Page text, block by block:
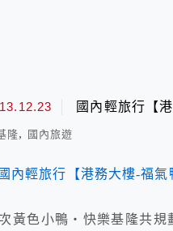
國內輕旅行【
隆, 國內旅遊
黃色小鴨‧快樂基隆共規